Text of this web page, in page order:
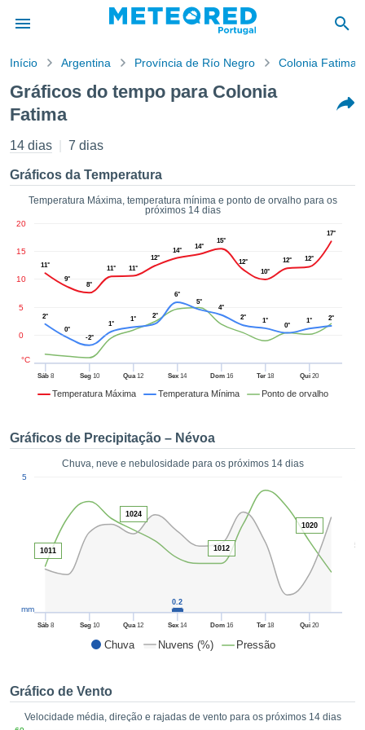
da
por
que as
a este
e
digital
ou
permite-
a nossa
fornecer-
botão
todos os
ou
no
como
um perfil
CONFIGURAÇÕES
Início Argentina Província de Río Negro Colonia Fatima
Gráficos do tempo para Colonia
Fatima
14 dias 7 dias
Gráficos da Temperatura
Temperatura Máxima, temperatura mínima e ponto de orvalho para os
próximos 14 dias
Temperatura Máxima Temperatura Mínima Ponto de orvalho
Sáb8 Seg10 Qua12 Sex 14 Dom16 Ter 18 Qui 20
0
5
10
15
20
°C
11°
9°
8°
11° 11°
12°
14°
14°
15°
12°
10°
12° 12°
17°
2°
0°
-2°
1°
1° 2°
6°
5°
4°
2°
1°
0°
1° 2°
Gráficos de Precipitação – Névoa
Chuva, neve e nebulosidade para os próximos 14 dias
Chuva Nuvens (%) Pressão
50
Sáb8 Seg10 Qua12 Sex 14 Dom16 Ter 18 Qui 20
5
mm
0.2
1011
1024
1012
1020
Gráfico de Vento
Velocidade média, direção e rajadas de vento para os próximos 14 dias